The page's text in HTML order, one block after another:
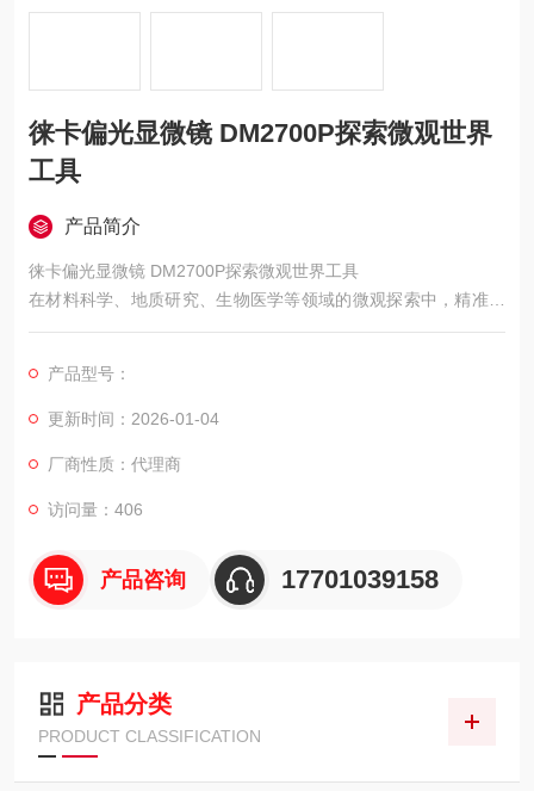
徕卡偏光显微镜 DM2700P探索微观世界
工具
产品简介
徕卡偏光显微镜 DM2700P探索微观世界工具
在材料科学、地质研究、生物医学等领域的微观探索中，精准捕
捉物质的光学特性至关重要。徕卡偏光显微镜 DM2700P 凭借其
分析各向异性材料的优质解决方案。
产品型号：
更新时间：2026-01-04
厂商性质：代理商
访问量：406
产品咨询 17701039158
产品分类
PRODUCT CLASSIFICATION